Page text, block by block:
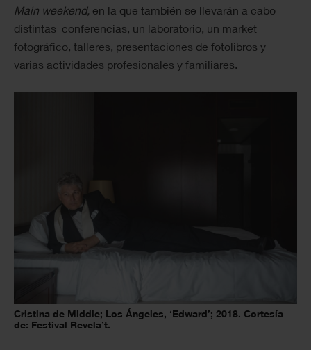
Main weekend, en la que también se llevarán a cabo
distintas conferencias, un laboratorio, un market
fotográfico, talleres, presentaciones de fotolibros y
varias actividades profesionales y familiares.
Cristina de Middle; Los Ángeles, ‘Edward’; 2018. Cortesía
de: Festival Revela’t.